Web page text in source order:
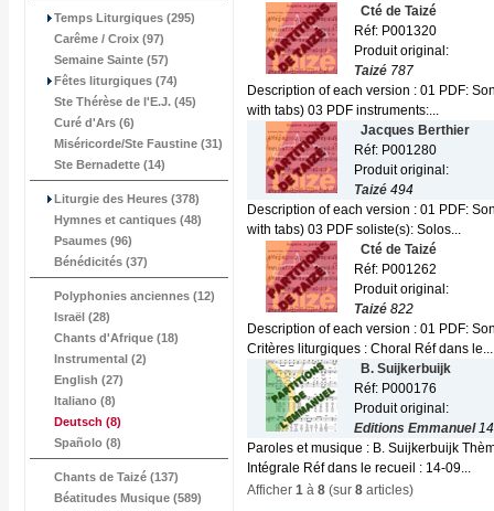
Temps Liturgiques (295)
Carême / Croix (97)
Semaine Sainte (57)
Fêtes liturgiques (74)
Ste Thérèse de l'E.J. (45)
Curé d'Ars (6)
Miséricorde/Ste Faustine (31)
Ste Bernadette (14)
Liturgie des Heures (378)
Hymnes et cantiques (48)
Psaumes (96)
Bénédicités (37)
Polyphonies anciennes (12)
Israël (28)
Chants d'Afrique (18)
Instrumental (2)
English (27)
Italiano (8)
Deutsch (8)
Spañolo (8)
Chants de Taizé (137)
Béatitudes Musique (589)
Cté de Taizé
Réf: P001320
Produit original:
Taizé 787
Description of each version : 01 PDF:
with tabs) 03 PDF instruments:...
Jacques Berthier
Réf: P001280
Produit original:
Taizé 494
Description of each version : 01 PDF:
with tabs) 03 PDF soliste(s): Solos...
Cté de Taizé
Réf: P001262
Produit original:
Taizé 822
Description of each version : 01 PDF:
Critères liturgiques : Choral Réf dans le...
B. Suijkerbuijk
Réf: P000176
Produit original:
Editions Emmanuel
Paroles et musique : B. Suijkerbuijk
Intégrale Réf dans le recueil : 14-09...
Afficher 1 à 8 (sur 8 articles)